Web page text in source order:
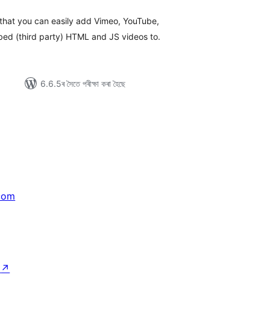
you can easily add Vimeo, YouTube,
(third party) HTML and JS videos to.
6.6.5ৰ সৈতে পৰীক্ষা কৰা হৈছে
↗